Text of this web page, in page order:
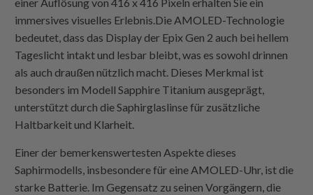
immersives visuelles Erlebnis.Die AMOLED-Technologie
bedeutet, dass das Display der Epix Gen 2 auch bei hellem
Tageslicht intakt und lesbar bleibt, was es sowohl drinnen
als auch draußen nützlich macht. Dieses Merkmal ist
besonders im Modell Sapphire Titanium ausgeprägt,
unterstützt durch die Saphirglaslinse für zusätzliche
Haltbarkeit und Klarheit.
Einer der bemerkenswertesten Aspekte dieses
Saphirmodells, insbesondere für eine AMOLED-Uhr, ist die
starke Batterie. Im Gegensatz zu seinen Vorgängern, die